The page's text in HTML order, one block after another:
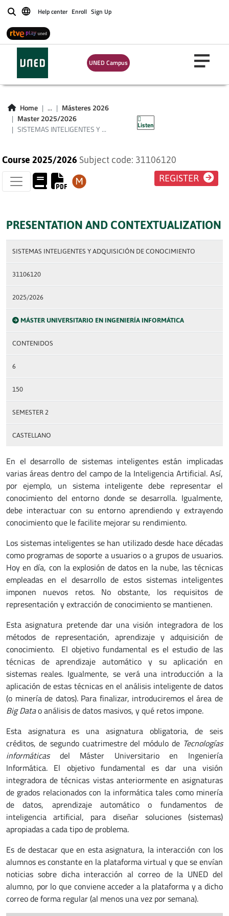
BuscarHelp center Enroll Sign Up
UNED Campus
Home ...
Másteres 2026
Master 2025/2026
SISTEMAS INTELIGENTES Y ...
Listen
SISTEMAS
INTELIGENTES Y
ADQUISICIÓN DE
CONOCIMIENTO
Course 2025/2026 Subject code: 31106120
REGISTER
PRESENTATION AND CONTEXTUALIZATION
SISTEMAS INTELIGENTES Y ADQUISICIÓN DE CONOCIMIENTO
31106120
2025/2026
MÁSTER UNIVERSITARIO EN INGENIERÍA INFORMÁTICA
CONTENIDOS
6
150
SEMESTER 2
CASTELLANO
En el desarrollo de sistemas inteligentes están implicadas
varias áreas dentro del campo de la Inteligencia Artificial. Así,
por ejemplo, un sistema inteligente debe representar el
conocimiento del entorno donde se desarrolla. Igualmente,
debe interactuar con su entorno aprendiendo y extrayendo
conocimiento que le facilite mejorar su rendimiento.
Los sistemas inteligentes se han utilizado desde hace décadas
como programas de soporte a usuarios o a grupos de usuarios.
Hoy en día, con la explosión de datos en la nube, las técnicas
empleadas en el desarrollo de estos sistemas inteligentes
imponen nuevos retos. No obstante, los requisitos de
representación y extracción de conocimiento se mantienen.
Esta asignatura pretende dar una visión integradora de los
métodos de representación, aprendizaje y adquisición de
conocimiento. El objetivo fundamental es el estudio de las
técnicas de aprendizaje automático y su aplicación en
sistemas reales. Igualmente, se verá una introducción a la
aplicación de estas técnicas en el análisis inteligente de datos
(o minería de datos). Para finalizar, introduciremos el área de
Big Datao análisis de datos masivos, y qué retos impone.
Esta asignatura es una asignatura obligatoria, de seis
créditos, de segundo cuatrimestre del módulo de Tecnologías
informáticasdel Máster Universitario en Ingeniería
Informática. El objetivo fundamental es dar una visión
integradora de técnicas vistas anteriormente en asignaturas
de grados relacionados con la informática tales como minería
de datos, aprendizaje automático o fundamentos de
inteligencia artificial, para diseñar soluciones (sistemas)
apropiadas a cada tipo de problema.
Es de destacar que en esta asignatura, la interacción con los
alumnos es constante en la plataforma virtual y que se envían
noticias sobre dicha interacción al correo de la UNED del
alumno, por lo que conviene acceder a la plataforma y a dicho
correo de forma regular (al menos una vez por semana).